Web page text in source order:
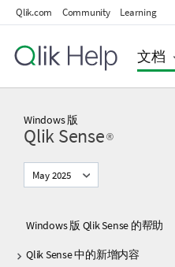
Qlik.com Community Learning
文档
Windows版
Qlik Sense ®
May 2025
Windows 版 Qlik Sense 的帮助
Qlik Sense 中的新增内容